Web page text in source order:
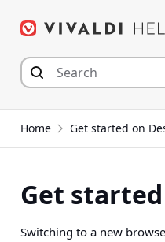
para
conteúdo
Home Get started on
Get
Switching to a new